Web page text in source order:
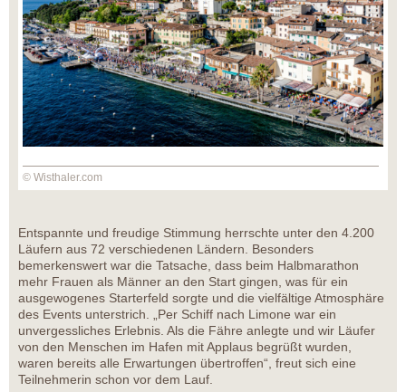
© Wisthaler.com
Entspannte und freudige Stimmung herrschte unter den 4.200
Läufern aus 72 verschiedenen Ländern. Besonders
bemerkenswert war die Tatsache, dass beim Halbmarathon
mehr Frauen als Männer an den Start gingen, was für ein
ausgewogenes Starterfeld sorgte und die vielfältige Atmosphäre
des Events unterstrich. „Per Schiff nach Limone war ein
unvergessliches Erlebnis. Als die Fähre anlegte und wir Läufer
von den Menschen im Hafen mit Applaus begrüßt wurden,
waren bereits alle Erwartungen übertroffen“, freut sich eine
Teilnehmerin schon vor dem Lauf.